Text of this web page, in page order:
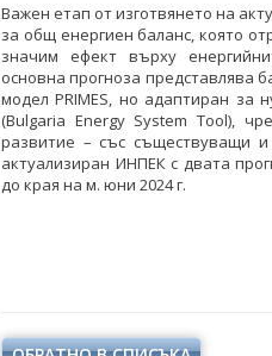
Важен етап от изготвянето на
за общ енергиен баланс, която
значим ефект върху
основна прогноза представлява
модел PRIMES, но адаптиран за
(Bulgaria Energy System Tool),
развитие – със съществуващи
актуализиран ИНПЕК с двата
до края на м. юни 2024 г.